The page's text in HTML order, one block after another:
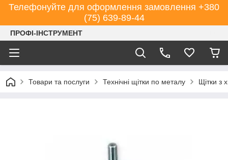
Телефонуйте для оформлення замовлення +380
(75) 639-89-44
ПРОФІ-ІНСТРУМЕНТ
Товари та послуги Технічні щітки по металу Щітки з